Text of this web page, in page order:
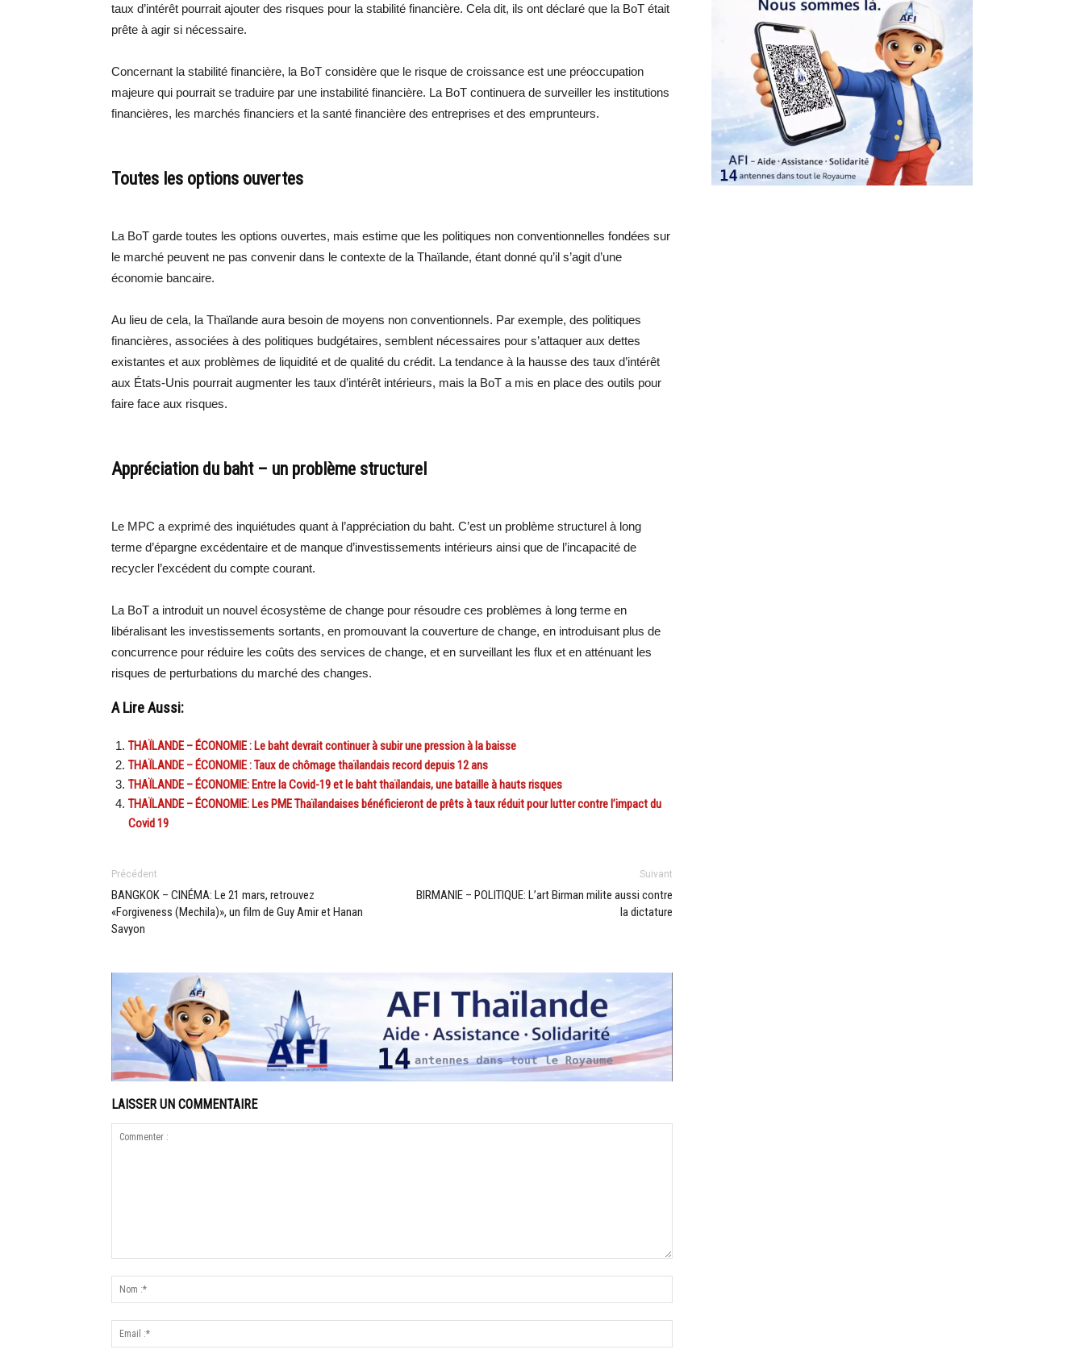
taux d’intérêt pourrait ajouter des risques pour la stabilité financière. Cela dit, ils ont déclaré que la BoT était
prête à agir si nécessaire.
Concernant la stabilité financière, la BoT considère que le risque de croissance est une préoccupation
majeure qui pourrait se traduire par une instabilité financière. La BoT continuera de surveiller les institutions
financières, les marchés financiers et la santé financière des entreprises et des emprunteurs.
Toutes les options ouvertes
La BoT garde toutes les options ouvertes, mais estime que les politiques non conventionnelles fondées sur
le marché peuvent ne pas convenir dans le contexte de la Thaïlande, étant donné qu’il s’agit d’une
économie bancaire.
Au lieu de cela, la Thaïlande aura besoin de moyens non conventionnels. Par exemple, des politiques
financières, associées à des politiques budgétaires, semblent nécessaires pour s’attaquer aux dettes
existantes et aux problèmes de liquidité et de qualité du crédit. La tendance à la hausse des taux d’intérêt
aux États-Unis pourrait augmenter les taux d’intérêt intérieurs, mais la BoT a mis en place des outils pour
faire face aux risques.
Appréciation du baht – un problème structurel
Le MPC a exprimé des inquiétudes quant à l’appréciation du baht. C’est un problème structurel à long
terme d’épargne excédentaire et de manque d’investissements intérieurs ainsi que de l’incapacité de
recycler l’excédent du compte courant.
La BoT a introduit un nouvel écosystème de change pour résoudre ces problèmes à long terme en
libéralisant les investissements sortants, en promouvant la couverture de change, en introduisant plus de
concurrence pour réduire les coûts des services de change, et en surveillant les flux et en atténuant les
risques de perturbations du marché des changes.
A Lire Aussi:
THAÏLANDE – ÉCONOMIE : Le baht devrait continuer à subir une pression à la baisse
THAÏLANDE – ÉCONOMIE : Taux de chômage thaïlandais record depuis 12 ans
THAÏLANDE – ÉCONOMIE: Entre la Covid-19 et le baht thaïlandais, une bataille à hauts risques
THAÏLANDE – ÉCONOMIE: Les PME Thaïlandaises bénéficieront de prêts à taux réduit pour lutter contre l’impact du
Covid 19
Précédent
BANGKOK – CINÉMA: Le 21 mars, retrouvez
«Forgiveness (Mechila)», un film de Guy Amir et Hanan
Savyon
Suivant
BIRMANIE – POLITIQUE: L’art Birman milite aussi contre
la dictature
LAISSER UN COMMENTAIRE